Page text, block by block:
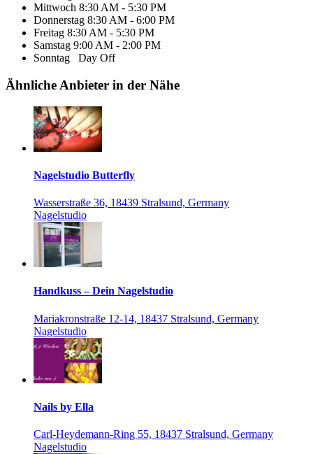
Mittwoch 8:30 AM - 5:30 PM
Donnerstag 8:30 AM - 6:00 PM
Freitag 8:30 AM - 5:30 PM
Samstag 9:00 AM - 2:00 PM
Sonntag Day Off
Ähnliche Anbieter in der Nähe
Nagelstudio Butterfly
Wasserstraße 36, 18439 Stralsund, Germany
Nagelstudio
Handkuss – Dein Nagelstudio
Mariakronstraße 12-14, 18437 Stralsund, Germany
Nagelstudio
Nails by Ella
Carl-Heydemann-Ring 55, 18437 Stralsund, Germany
Nagelstudio